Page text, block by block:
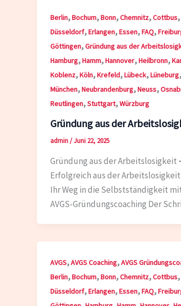
Berlin,Bochum,Bonn,Chemnitz,Cottbus,
Düsseldorf,Erlangen,Essen,FAQ,
Göttingen,Gründung aus der
Hamburg,Hamm,Hannover,Heilbronn,
Koblenz,Köln,Krefeld,Lübeck,Lüneburg,
München,Neubrandenburg,Neuss,
Reutlingen,Stuttgart,Würzburg
Gründung aus der
admin/Juni 22, 2025
Gründung aus der Arbeitslosigkeit
Erfolgreich aus der
Ihr Weg in die Selbstständigkeit
AVGS-Gründungscoaching Der
AVGS,AVGS Coaching,AVGS
Berlin,Bochum,Bonn,Chemnitz,Cottbus,
Düsseldorf,Erlangen,Essen,FAQ,